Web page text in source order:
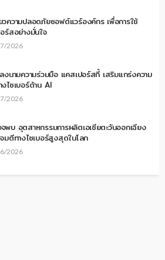
ความปลอดภัยซอฟต์แวร์องค์กร เพื่อการใช้
ร์สอย่างมั่นใจ
2026
งนามความร่วมมือ แคสเปอร์สกี้ เสริมแกร่งความ
ไซเบอร์ด้าน AI
2026
พบ อุตสาหกรรมการผลิตเอเชียตะวันออกเฉียง
มตีทางไซเบอร์สูงสุดในโลก
2026